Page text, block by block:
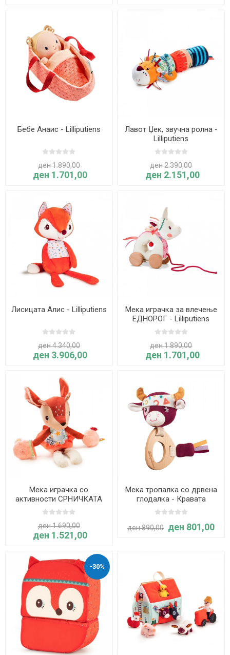
Бебе Анаис - Lilliputiens
ден 1.890,00
ден 1.701,00
Лавот Џек, звучна ролна -
Lilliputiens
ден 2.390,00
ден 2.151,00
Лисицата Алис - Lilliputiens
ден 4.340,00
ден 3.906,00
Мека играчка за влечење
ЕДНОРОГ - Lilliputiens
ден 1.890,00
ден 1.701,00
Мека играчка со
активности СРНИЧКАТА
СТЕЛА - Lilliputiens
ден 1.690,00
ден 1.521,00
Мека тропалка со дрвена
глодалка - Кравата
Розали - Lilliputiens
ден 890,00 ден 801,00
-30%